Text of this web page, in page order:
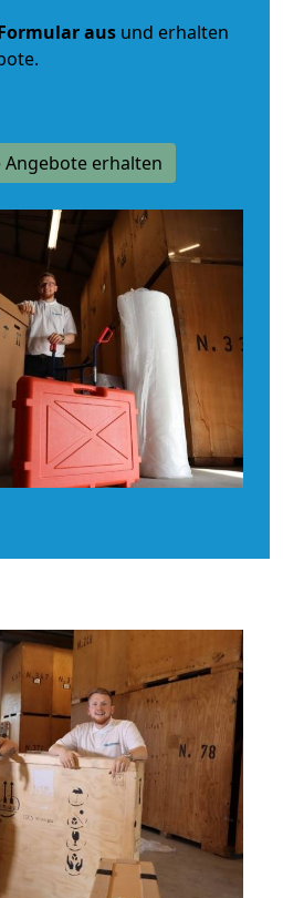
aus und erhalten
Angebote erhalten